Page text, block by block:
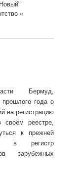
«
Бермуд,
года о
на регистрацию
реестре,
к прежней
в регистр
зарубежных